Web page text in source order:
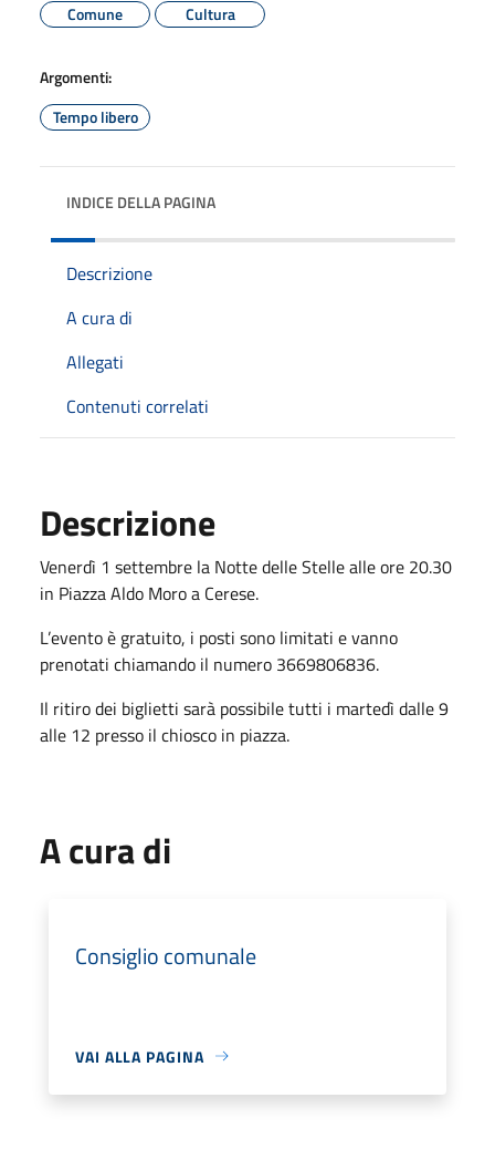
Comune
Cultura
Argomenti:
Tempo libero
INDICE DELLA PAGINA
Descrizione
A cura di
Allegati
Contenuti correlati
Descrizione
Venerdì 1 settembre la Notte delle Stelle alle ore 20.30
in Piazza Aldo Moro a Cerese.
L’evento è gratuito, i posti sono limitati e vanno
prenotati chiamando il numero 3669806836.
Il ritiro dei biglietti sarà possibile tutti i martedì dalle 9
alle 12 presso il chiosco in piazza.
A cura di
Consiglio comunale
VAI ALLA PAGINA